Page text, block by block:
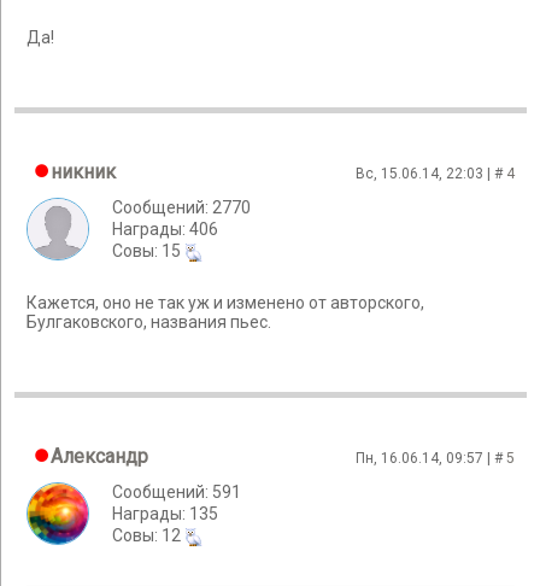
Да!
никник Вс, 15.06.14, 22:03 | # 4
Сообщений: 2770
Награды: 406
Cовы: 15
Кажется, оно не так уж и изменено от авторского,
Булгаковского, названия пьес.
Александр Пн, 16.06.14, 09:57 | #5
Сообщений: 591
Награды: 135
Cовы: 12